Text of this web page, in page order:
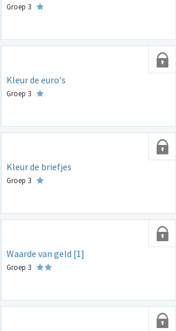
Groep 3
Kleur de euro's
Groep 3
Kleur de briefjes
Groep 3
Waarde van geld [1]
Groep 3